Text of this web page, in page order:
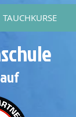
TAUCHKURSE